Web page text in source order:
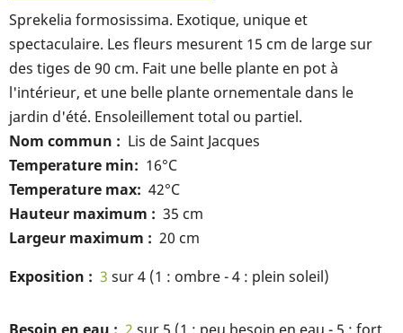
Sprekelia formosissima. Exotique, unique et
spectaculaire. Les fleurs mesurent 15 cm de large sur
des tiges de 90 cm. Fait une belle plante en pot à
l'intérieur, et une belle plante ornementale dans le
jardin d'été. Ensoleillement total ou partiel.
Nom commun
Lis de Saint Jacques
Temperature min
16°C
Temperature max 42°C
Hauteur maximum
35 cm
Largeur maximum
20 cm
Exposition
3 sur 4 (1 : ombre - 4 : plein soleil)